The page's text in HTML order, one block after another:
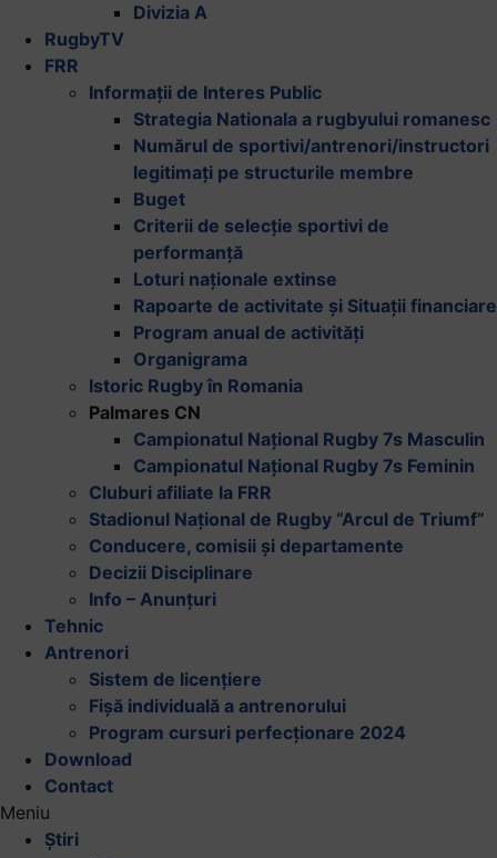
Divizia A
RugbyTV
FRR
Informații de Interes Public
Strategia Nationala a rugbyului romanesc
Numărul de sportivi/antrenori/instructori
legitimați pe structurile membre
Buget
Criterii de selecție sportivi de
performanță
Loturi naționale extinse
Rapoarte de activitate și Situații financiare
Program anual de activități
Organigrama
Istoric Rugby în Romania
Palmares CN
Campionatul Național Rugby 7s Masculin
Campionatul Național Rugby 7s Feminin
Cluburi afiliate la FRR
Stadionul Național de Rugby “Arcul de Triumf”
Conducere, comisii și departamente
Decizii Disciplinare
Info – Anunțuri
Tehnic
Antrenori
Sistem de licențiere
Fișă individuală a antrenorului
Program cursuri perfecționare 2024
Download
Contact
Meniu
Știri